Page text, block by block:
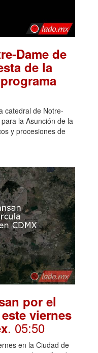
Dame de
de la
catedral de Notre-
la Asunción de la
y procesiones de
por el
viernes
. 05:50
en la Ciudad de